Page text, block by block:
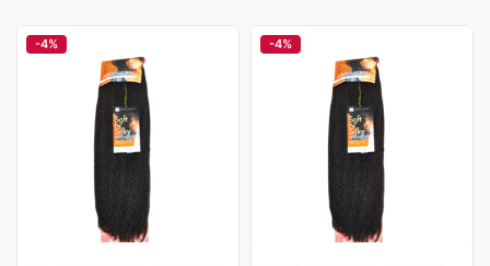
-4% -4%